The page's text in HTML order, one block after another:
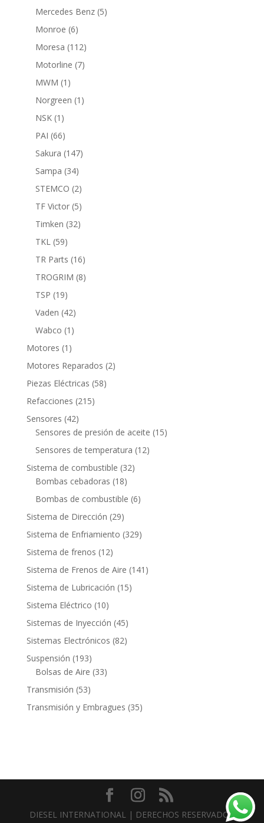
productos
Mercedes Benz 55
Monroe 66
productos
Moresa 112112
productos
Motorline 77
MWM 1 1
producto
Norgreen 1 1
NSK 1 1
producto
PAI 6666
productos
Sakura 147147
Sampa 3434
productos
STEMCO 22
productos
TF Victor 55
productos
Timken 3232
TKL 5959
productos
TR Parts 1616
productos
TROGRIM 88
TSP 1919
productos
Vaden 4242
productos
Wabco 1 1
producto
Motores 1 1
producto
Motores Reparados 22
Piezas Eléctricas 5858
Refacciones 215215
Sensores 4242
productos
Sensores de presión de aceite 1515
Sensores de temperatura 1212
Sistema de combustible 3232
Bombas cebadoras 1818
productos
Bombas de combustible 66
Sistema de Dirección 2929
productos
Sistema de Enfriamiento 329329
Sistema de frenos 1212
productos
Sistema de Frenos de Aire 141 141
Sistema de Lubricación 1515
Sistema Eléctrico 1010
productos
Sistemas de Inyección 4545
productos
Sistemas Electrónicos 8282
Suspensión 193193
productos
Bolsas de Aire 3333
Transmisión 5353
productos
Transmisión y Embragues 3535
DIESEL INTERNATIONAL | DERECHOS RESERVADOS